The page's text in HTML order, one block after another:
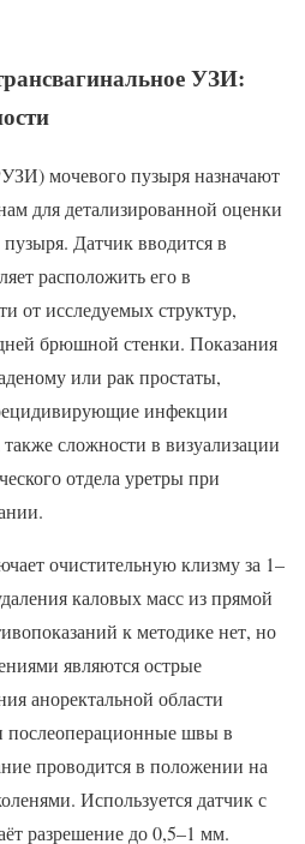
УЗИ:
мочевого пузыря назначают
для детализированной оценки
Датчик вводится в
расположить его в
от исследуемых структур,
брюшной стенки. Показания
или рак простаты,
инфекции
сложности в визуализации
отдела уретры при
очистительную клизму за 1–
каловых масс из прямой
к методике нет, но
являются острые
аноректальной области
послеоперационные швы в
проводится в положении на
Используется датчик с
разрешение до 0,5–1 мм.